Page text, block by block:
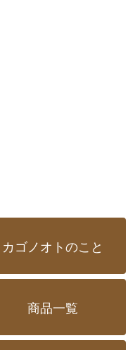
カゴノオトのこと
商品一覧